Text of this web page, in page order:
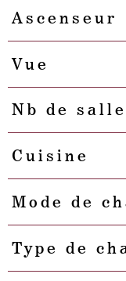
Ascenseur
Vue
Nb de
Cuisine
Mode de
Type de